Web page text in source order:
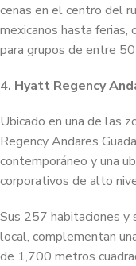
cenas en el centro del
mexicanos hasta ferias,
para grupos de entre
4. Hyatt Regency
Ubicado en una de las
Regency Andares
contemporáneo y una
corporativos de alto
Sus 257 habitaciones y
local, complementan
de 1,700 metros